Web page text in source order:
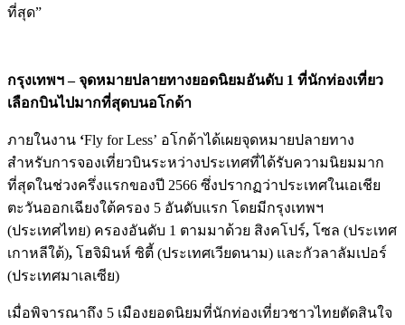
ที่สุด”
กรุงเทพฯ – จุดหมายปลายทางยอดนิยมอันดับ 1 ที่นักท่องเที่ยว
เลือกบินไปมากที่สุดบนอโกด้า
ภายในงาน ‘Fly for Less’ อโกด้าได้เผยจุดหมายปลายทาง
สำหรับการจองเที่ยวบินระหว่างประเทศที่ได้รับความนิยมมาก
ที่สุดในช่วงครึ่งแรกของปี 2566 ซึ่งปรากฏว่าประเทศในเอเชีย
ตะวันออกเฉียงใต้ครอง 5 อันดับแรก โดยมีกรุงเทพฯ
(ประเทศไทย) ครองอันดับ 1 ตามมาด้วย สิงคโปร์, โซล (ประเทศ
เกาหลีใต้), โฮจิมินห์ ซิตี้ (ประเทศเวียดนาม) และกัวลาลัมเปอร์
(ประเทศมาเลเซีย)
เมื่อพิจารณาถึง 5 เมืองยอดนิยมที่นักท่องเที่ยวชาวไทยตัดสินใจ